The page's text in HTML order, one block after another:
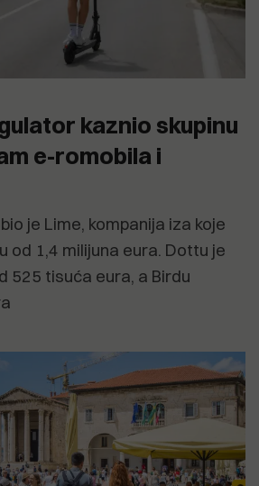
kaznio skupinu
e-romobila i
je Lime, kompanija iza koje
od 1,4 milijuna eura. Dottu je
525 tisuća eura, a Birdu